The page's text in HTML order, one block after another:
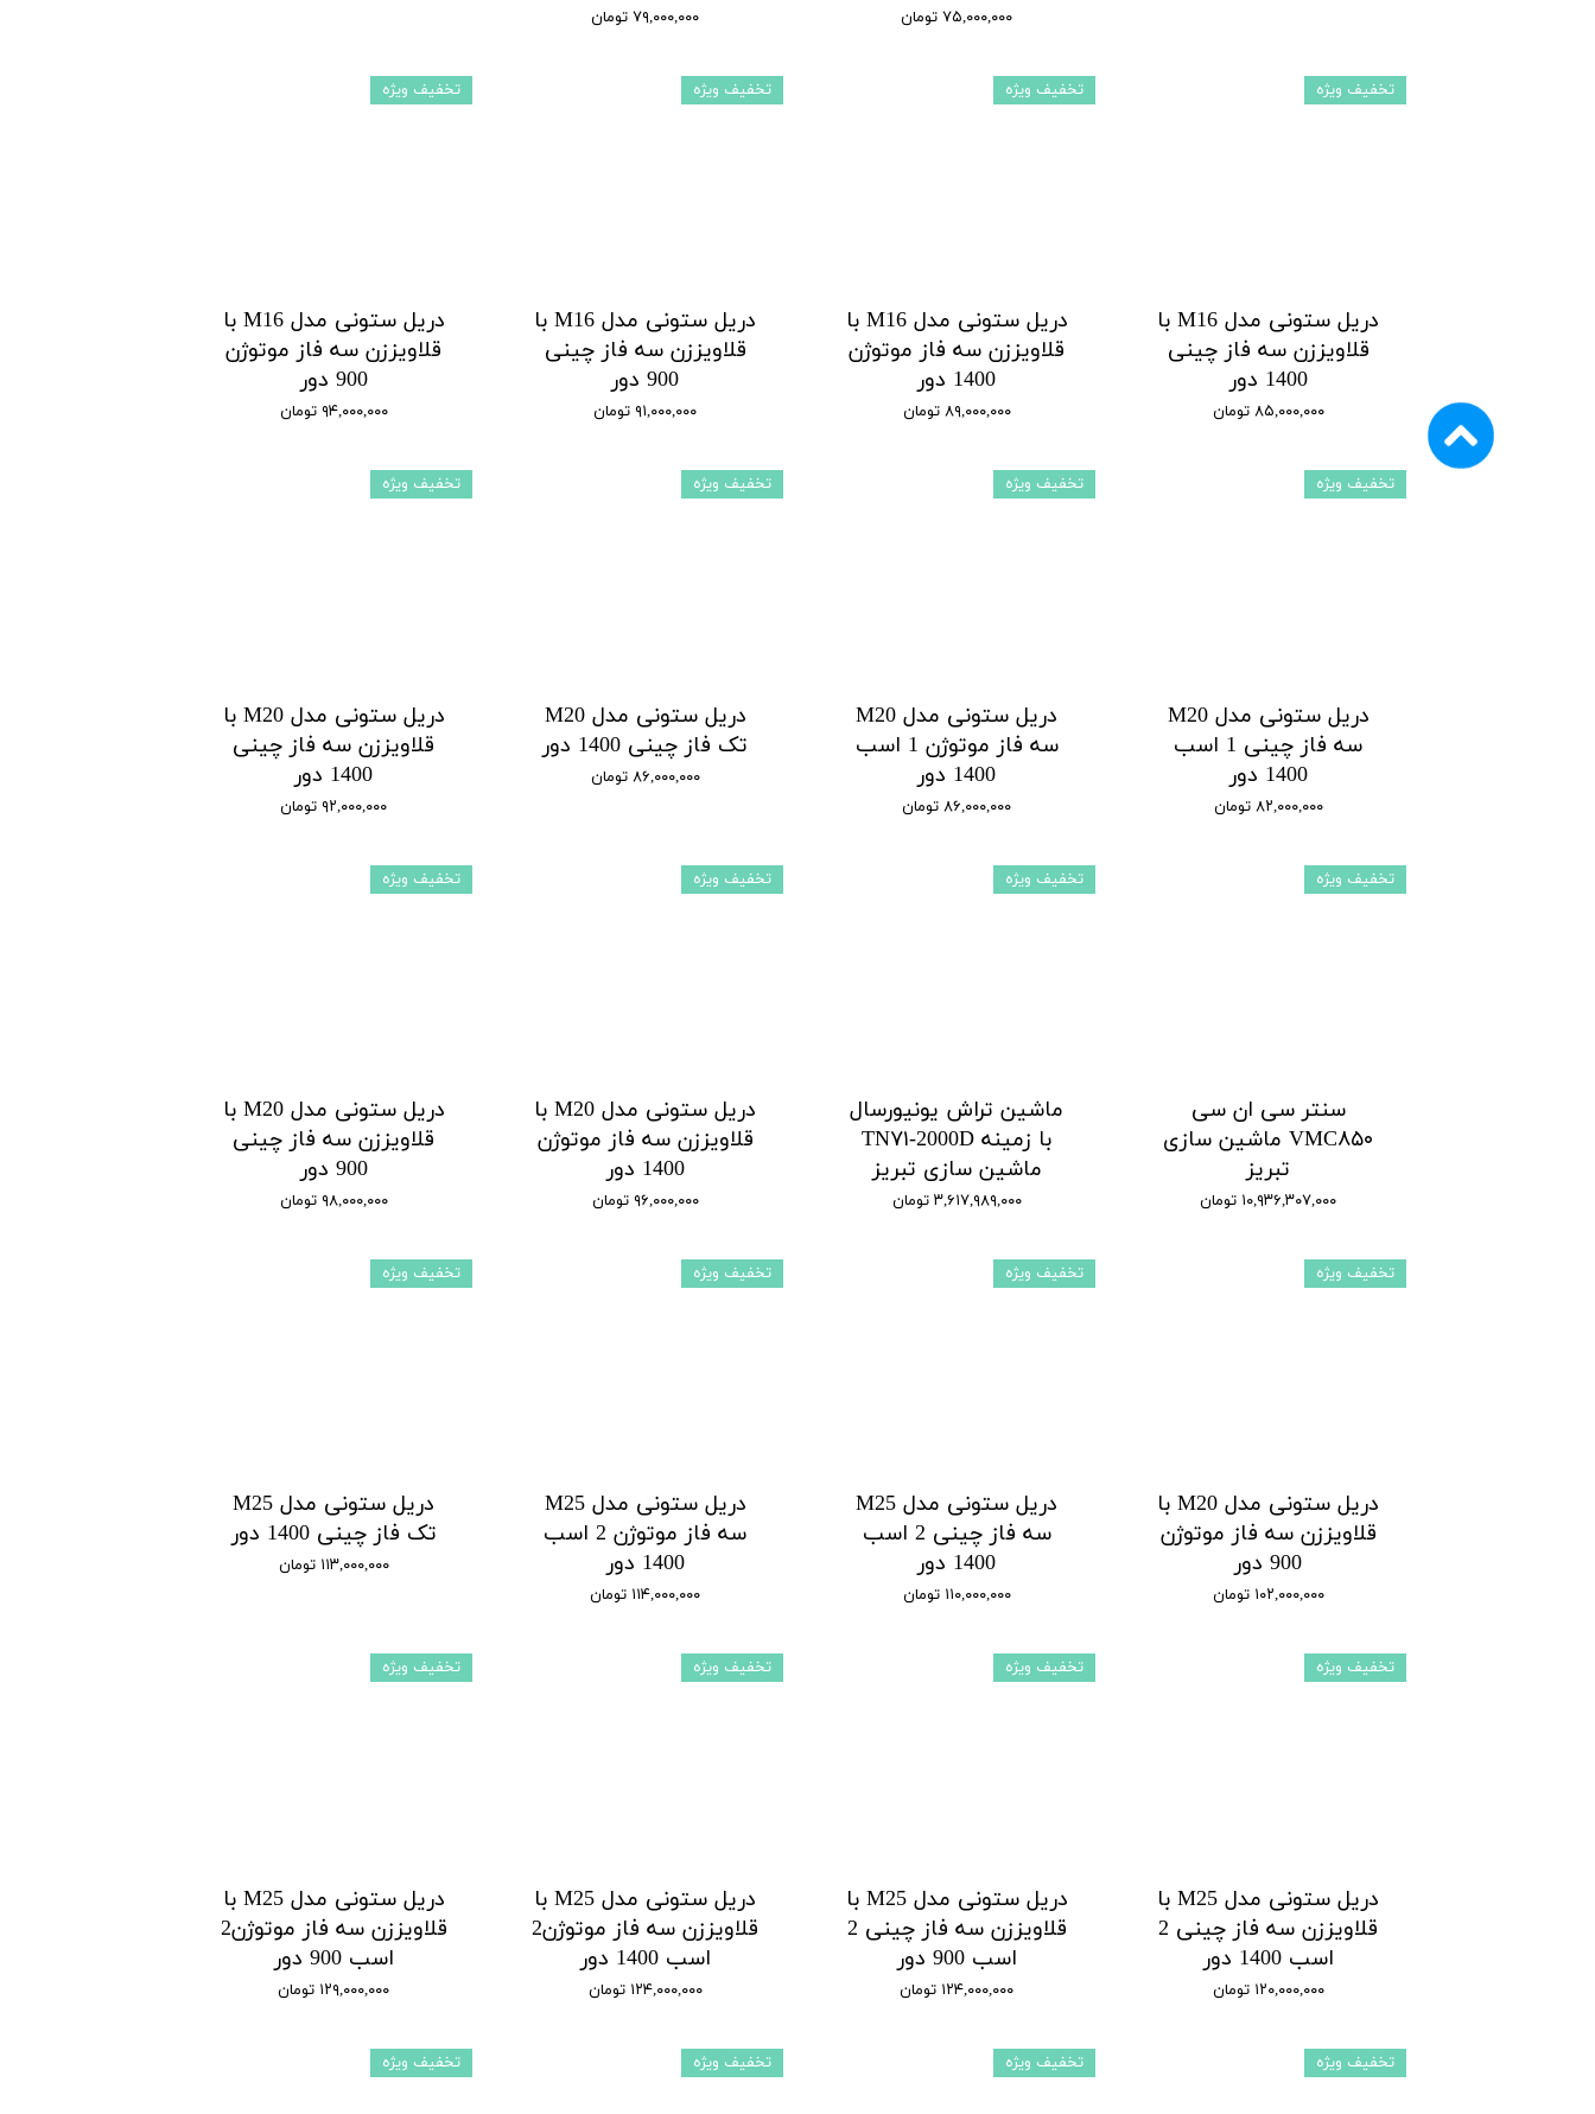
۷۵,۰۰۰,۰۰۰ تومان ۷۹,۰۰۰,۰۰۰ تومان
دریل ستونی مدل M16 با
قلاویززن سه فاز چینی
1400 دور
۸۵,۰۰۰,۰۰۰ تومان
تخفیف ویژه
دریل ستونی مدل M16 با
قلاویززن سه فاز موتوژن
1400 دور
۸۹,۰۰۰,۰۰۰ تومان
تخفیف ویژه
دریل ستونی مدل M16 با
قلاویززن سه فاز چینی
900 دور
۹۱,۰۰۰,۰۰۰ تومان
تخفیف ویژه
دریل ستونی مدل M16 با
قلاویززن سه فاز موتوژن
900 دور
۹۴,۰۰۰,۰۰۰ تومان
تخفیف ویژه
دریل ستونی مدل M20
سه فاز چینی 1 اسب
1400 دور
۸۲,۰۰۰,۰۰۰ تومان
تخفیف ویژه
دریل ستونی مدل M20
سه فاز موتوژن 1 اسب
1400 دور
۸۶,۰۰۰,۰۰۰ تومان
تخفیف ویژه
دریل ستونی مدل M20
تک فاز چینی 1400 دور
۸۶,۰۰۰,۰۰۰ تومان
تخفیف ویژه
دریل ستونی مدل M20 با
قلاویززن سه فاز چینی
1400 دور
۹۲,۰۰۰,۰۰۰ تومان
تخفیف ویژه
سنتر سی ان سی
VMC۸۵۰ ماشین سازی
تبریز
۱۰,۹۳۶,۳۰۷,۰۰۰ تومان
تخفیف ویژه
ماشین تراش یونیورسال
با زمینه TN۷۱-2000D
ماشین سازی تبریز
۳,۶۱۷,۹۸۹,۰۰۰ تومان
تخفیف ویژه
دریل ستونی مدل M20 با
قلاویززن سه فاز موتوژن
1400 دور
۹۶,۰۰۰,۰۰۰ تومان
تخفیف ویژه
دریل ستونی مدل M20 با
قلاویززن سه فاز چینی
900 دور
۹۸,۰۰۰,۰۰۰ تومان
تخفیف ویژه
دریل ستونی مدل M20 با
قلاویززن سه فاز موتوژن
900 دور
۱۰۲,۰۰۰,۰۰۰ تومان
تخفیف ویژه
دریل ستونی مدل M25
سه فاز چینی 2 اسب
1400 دور
۱۱۰,۰۰۰,۰۰۰ تومان
تخفیف ویژه
دریل ستونی مدل M25
سه فاز موتوژن 2 اسب
1400 دور
۱۱۴,۰۰۰,۰۰۰ تومان
تخفیف ویژه
دریل ستونی مدل M25
تک فاز چینی 1400 دور
۱۱۳,۰۰۰,۰۰۰ تومان
تخفیف ویژه
دریل ستونی مدل M25 با
قلاویززن سه فاز چینی 2
اسب 1400 دور
۱۲۰,۰۰۰,۰۰۰ تومان
تخفیف ویژه
دریل ستونی مدل M25 با
قلاویززن سه فاز چینی 2
اسب 900 دور
۱۲۴,۰۰۰,۰۰۰ تومان
تخفیف ویژه
دریل ستونی مدل M25 با
قلاویززن سه فاز موتوژن2
اسب 1400 دور
۱۲۴,۰۰۰,۰۰۰ تومان
تخفیف ویژه
دریل ستونی مدل M25 با
قلاویززن سه فاز موتوژن2
اسب 900 دور
۱۲۹,۰۰۰,۰۰۰ تومان
تخفیف ویژه
تخفیف ویژه تخفیف ویژه تخفیف ویژه تخفیف ویژه